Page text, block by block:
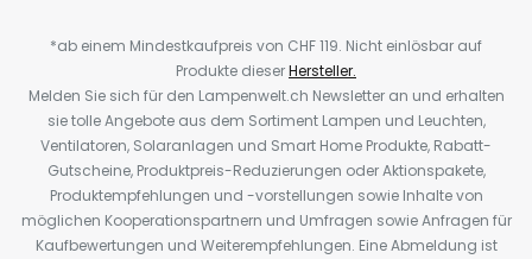
*ab einem Mindestkaufpreis von CHF 119. Nicht einlösbar auf
Produkte dieserHersteller.
Melden Sie sich für den Lampenwelt.ch Newsletter an und erhalten
sie tolle Angebote aus dem Sortiment Lampen und Leuchten,
Ventilatoren, Solaranlagen und Smart Home Produkte, Rabatt-
Gutscheine, Produktpreis-Reduzierungen oder Aktionspakete,
Produktempfehlungen und -vorstellungen sowie Inhalte von
möglichen Kooperationspartnern und Umfragen sowie Anfragen für
Kaufbewertungen und Weiterempfehlungen. Eine Abmeldung ist